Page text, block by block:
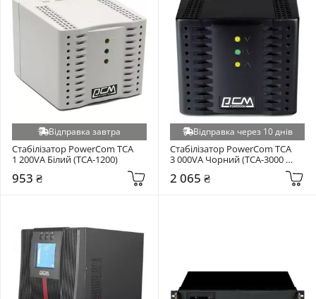
Відправка завтра
Стабілізатор PowerCom TCA
1 200VA Білий (TCA-1200)
953 ₴
Відправка через 10 днів
Стабілізатор PowerCom TCA
3 000VA Чорний (TCA-3000
2 065 ₴